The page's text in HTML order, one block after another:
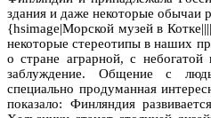
здания и даже некоторые обычаи
{hsimage|Морской музей в
некоторые стереотипы в наших
о стране аграрной, с небогатой
заблуждение. Общение с
специально продуманная
показало: Финляндия